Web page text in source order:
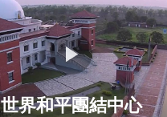
世界和平團結中心